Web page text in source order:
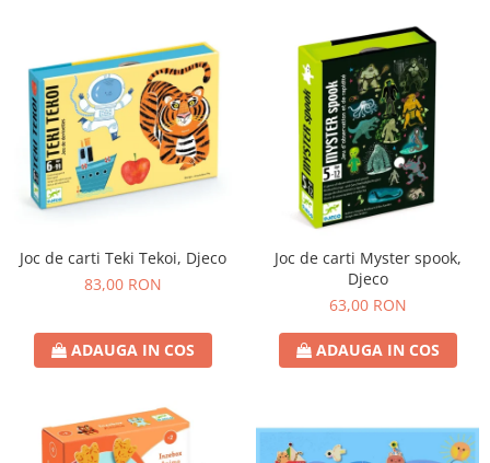
Joc de carti Teki Tekoi, Djeco
83,00 RON
ADAUGA IN COS
Joc de carti Myster spook,
Djeco
63,00 RON
ADAUGA IN COS